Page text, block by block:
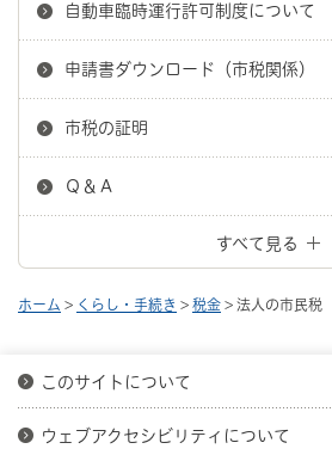
自動車臨時運行許可制度について
申請書ダウンロード（市税関係）
市税の証明
Ｑ＆Ａ
すべて見る
ホーム > くらし・手続き > 税金 > 法人の市民税
このサイトについて
ウェブアクセシビリティについて